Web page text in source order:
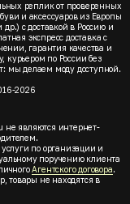
реплик от проверенных
и аксессуаров из Европы
с доставкой в Россию и
экспресс доставка с
гарантия качества и
курьером по России без
мы делаем моду доступной.
2026
не являются интернет-
по организации и
поручению клиента
Агентского договора.
товары не находятся в